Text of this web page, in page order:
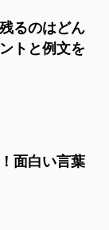
るのはどん
トと例文を
面白い言葉